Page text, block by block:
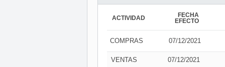
ACTIVIDAD
FECHA
EFECTO
COMPRAS 07/12/2021
VENTAS 07/12/2021